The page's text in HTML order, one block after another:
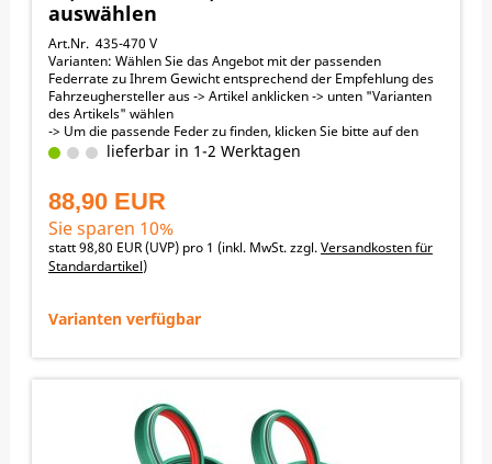
auswählen
Art.Nr. 435-470 V
Varianten: Wählen Sie das Angebot mit der passenden
Federrate zu Ihrem Gewicht entsprechend der Empfehlung des
Fahrzeughersteller aus -> Artikel anklicken -> unten "Varianten
des Artikels" wählen
-> Um die passende Feder zu finden, klicken Sie bitte auf den
Link „Passende Federn (Bike + Fahrergewicht)“ in der
↓ nach unten scrollen zu den Angeboten
Passend für folgende Motorräder:
KTM 125EXC 2017-2020
KTM 125EXC_SIX_DAYS 2003-2024
SHERCO 125SE_FACTORY 2018-2018
KTM 250EXC 2017-2024
KTM 250EXC-F 2017-2024
KTM 250EXC-F_SIX_DAYS 2013-2024
SHERCO 250SE_RACING 2014-2021
SHERCO 250SEF_FACTORY 2017-2018
SHERCO 250SEF_RACING 2018-2021
lieferbar in 1-2 Werktagen
88,90 EUR
Sie sparen 10%
statt98,80 EUR(UVP) pro 1 (inkl. MwSt. zzgl.Versandkosten für
Standardartikel)
Varianten verfügbar